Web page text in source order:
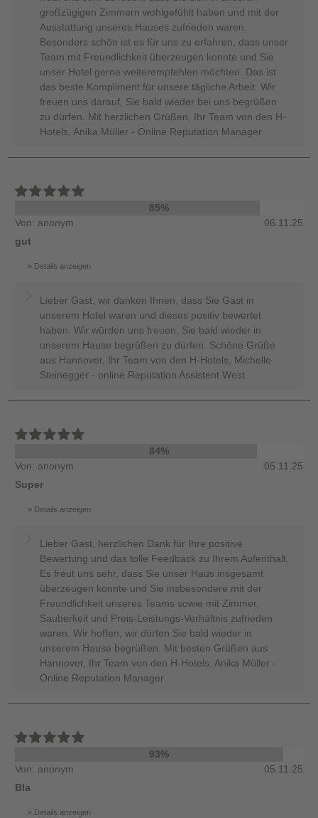
großzügigen Zimmern wohlgefühlt haben und mit der
Ausstattung unseres Hauses zufrieden waren.
Besonders schön ist es für uns zu erfahren, dass unser
Team mit Freundlichkeit überzeugen konnte und Sie
unser Hotel gerne weiterempfehlen möchten. Das ist
das beste Kompliment für unsere tägliche Arbeit. Wir
freuen uns darauf, Sie bald wieder bei uns begrüßen
zu dürfen. Mit herzlichen Grüßen, Ihr Team von den H-
Hotels, Anika Müller - Online Reputation Manager
85%
Von: anonym
06.11.25
gut
Details anzeigen
Lieber Gast, wir danken Ihnen, dass Sie Gast in
unserem Hotel waren und dieses positiv bewertet
haben. Wir würden uns freuen, Sie bald wieder in
unserem Hause begrüßen zu dürfen. Schöne Grüße
aus Hannover, Ihr Team von den H-Hotels, Michelle
Steinegger - online Reputation Assistent West
84%
Von: anonym
05.11.25
Super
Details anzeigen
Lieber Gast, herzlichen Dank für Ihre positive
Bewertung und das tolle Feedback zu Ihrem Aufenthalt.
Es freut uns sehr, dass Sie unser Haus insgesamt
überzeugen konnte und Sie insbesondere mit der
Freundlichkeit unseres Teams sowie mit Zimmer,
Sauberkeit und Preis-Leistungs-Verhältnis zufrieden
waren. Wir hoffen, wir dürfen Sie bald wieder in
unserem Hause begrüßen. Mit besten Grüßen aus
Hannover, Ihr Team von den H-Hotels, Anika Müller -
Online Reputation Manager
93%
Von: anonym
05.11.25
Bla
Details anzeigen